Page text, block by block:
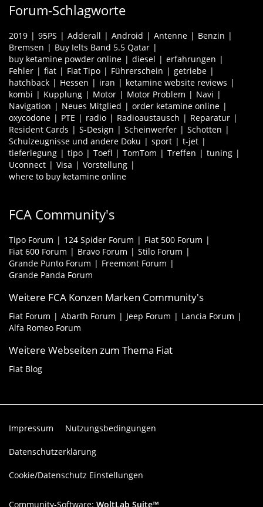
Forum-Schlagworte
2019 95PS Adderall Android Antenne
Benzin
Bremsen
Buy Ielts Band 5.5 Qatar
buy ketamine powder online
diesel
erfahrungen
Fehler
fiat Fiat Tipo Führerschein
getriebe
hatchback
Hessen iran
ketamine website reviews
kombi
Kupplung Motor Motor Problem
Navi
Navigation
Neues Mitglied
order ketamine online
oxycodone
PTE radio Radioaustausch
Reparatur
Resident Cards
S-Design Scheinwerfer
Schotten
Schulzeugnisse und andere Doku
sport
t-jet
tieferlegung
tipo Toefl TomTom Treffen
tuning
Uconnect
Visa
Vorstellung
where to buy ketamine online
FCA Community's
Tipo Forum 124 Spider Forum
Fiat 500 Forum
Fiat 600 Forum
Bravo Forum
Stilo Forum
Grande Punto Forum
Freemont Forum
Grande Panda Forum
Weitere FCA Konzen Marken Community's
Fiat Forum Abarth Forum Jeep Forum
Lancia Forum
Alfa Romeo Forum
Weitere Webseiten zum Thema Fiat
Fiat Blog
Impressum Nutzungsbedingungen
Datenschutzerklärung
Cookie/Datenschutz Einstellungen
Community-Software: WoltLab Suite™